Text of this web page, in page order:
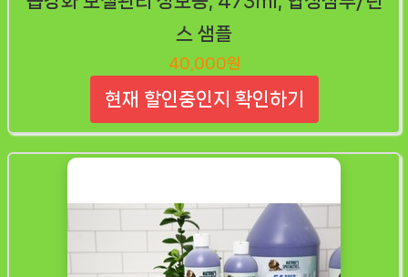
스 샘플
40,000원
현재 할인중인지 확인하기